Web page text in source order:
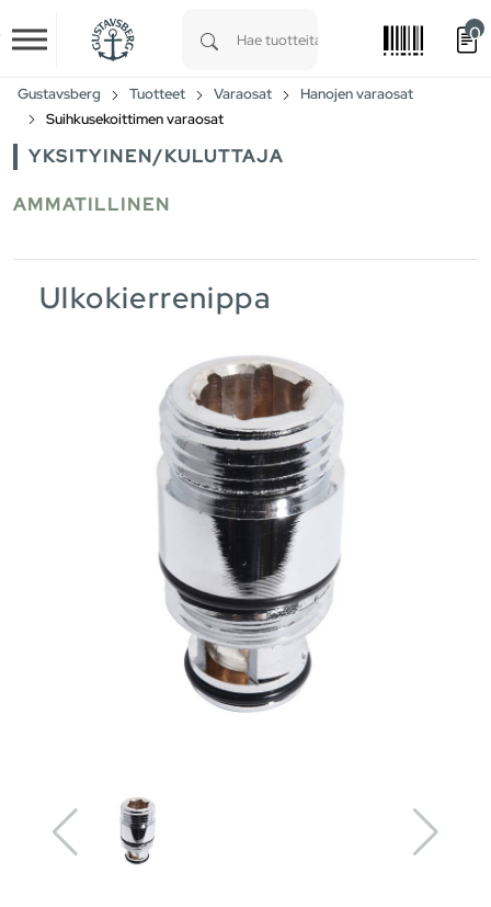
Skip to main content
0
Gustavsberg Tuotteet Varaosat
Hanojen varaosat
Suihkusekoittimen varaosat
YKSITYINEN/KULUTTAJA
AMMATILLINEN
Ulkokierrenippa